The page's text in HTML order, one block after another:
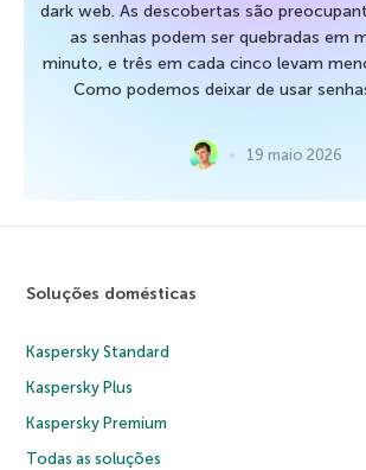
dark web. As descobertas são
as senhas podem ser quebradas em
minuto, e três em cada cinco levam
Como podemos deixar de usar
19 maio 2026
Soluções domésticas
Kaspersky Standard
Kaspersky Plus
Kaspersky Premium
Todas as soluções